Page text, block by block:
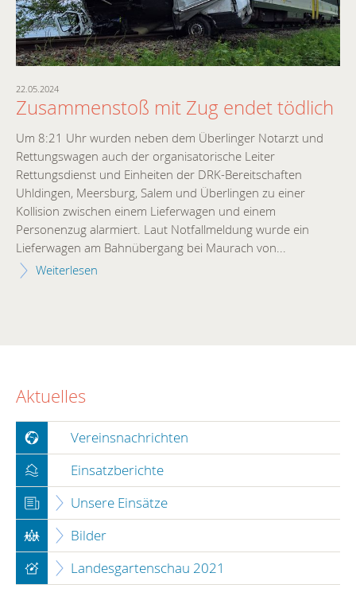
22.05.2024
Zusammenstoß mit Zug endet tödlich
Um 8:21 Uhr wurden neben dem Überlinger Notarzt und
Rettungswagen auch der organisatorische Leiter
Rettungsdienst und Einheiten der DRK-Bereitschaften
Uhldingen, Meersburg, Salem und Überlingen zu einer
Kollision zwischen einem Lieferwagen und einem
Personenzug alarmiert. Laut Notfallmeldung wurde ein
Lieferwagen am Bahnübergang bei Maurach von...
Weiterlesen
Aktuelles
Vereinsnachrichten
Einsatzberichte
Unsere Einsätze
Bilder
Landesgartenschau 2021